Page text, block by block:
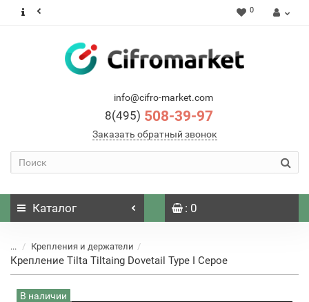
0
info@cifro-market.com
8(495) 508-39-97
Заказать обратный звонок
Каталог : 0
... Крепления и держатели
Крепление Tilta Tiltaing Dovetail Type I Серое
В наличии